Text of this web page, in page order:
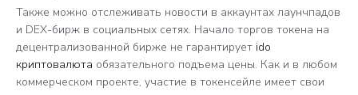
Также можно отслеживать новости в аккаунтах лаунчпадов
и DEX-бирж в социальных сетях. Начало торгов токена на
децентрализованной бирже не гарантирует ido
криптовалюта обязательного подъема цены. Как и в любом
коммерческом проекте, участие в токенсейле имеет свои